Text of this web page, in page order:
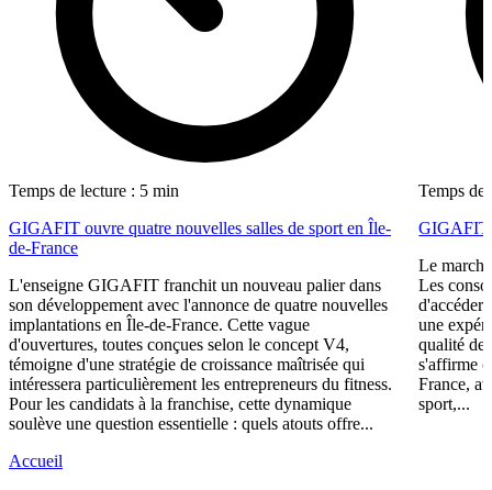
Temps de lecture : 5 min
GIGAFIT ouvre quatre nouvelles salles de sport en Île-
de-France
L'enseigne GIGAFIT franchit un nouveau palier dans
son développement avec l'annonce de quatre nouvelles
implantations en Île-de-France. Cette vague
d'ouvertures, toutes conçues selon le concept V4,
témoigne d'une stratégie de croissance maîtrisée qui
intéressera particulièrement les entrepreneurs du fitness.
Pour les candidats à la franchise, cette dynamique
soulève une question essentielle : quels atouts offre...
Temps de
GIGAFIT
Le
Les
d'accéder
une
qualité
s'affirme
France,
sport,...
Accueil